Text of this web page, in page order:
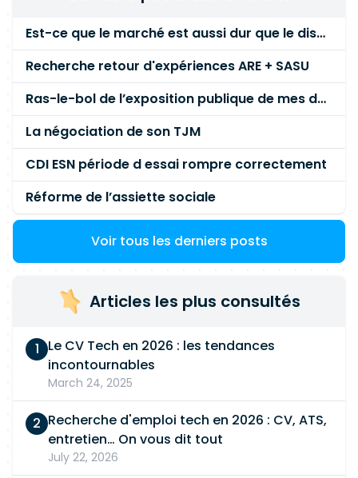
Est-ce que le marché est aussi dur que le disent les commerciaux ?
Recherche retour d'expériences ARE + SASU
Ras-le-bol de l’exposition publique de mes données personnelles liées à mon entreprise
La négociation de son TJM
CDI ESN période d essai rompre correctement
Réforme de l’assiette sociale
Voir tous les derniers posts
Articles les plus consultés
Le CV Tech en 2026 : les tendances
incontournables
March 24, 2025
Recherche d'emploi tech en 2026 : CV, ATS,
entretien… On vous dit tout
July 22, 2026